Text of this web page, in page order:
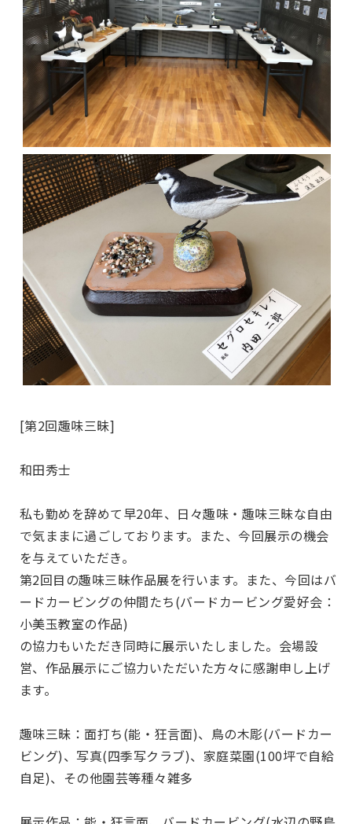
[第2回趣味三昧]
和田秀士
私も勤めを辞めて早20年、日々趣味・趣味三昧な自由
で気ままに過ごしております。また、今回展示の機会
を与えていただき。
第2回目の趣味三昧作品展を行います。また、今回はバ
ードカービングの仲間たち(バードカービング愛好会：
小美玉教室の作品)
の協力もいただき同時に展示いたしました。会場設
営、作品展示にご協力いただいた方々に感謝申し上げ
ます。
趣味三昧：面打ち(能・狂言面)、鳥の木彫(バードカー
ビング)、写真(四季写クラブ)、家庭菜園(100坪で自給
自足)、その他園芸等種々雑多